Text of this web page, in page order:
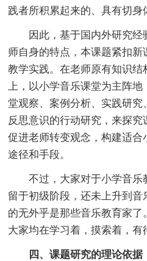
践者所积累起来的、具有切身
因此，基于国内外研究
师自身的特点，本课题紧扣
教学实践。在老师原有知识
上，以小学音乐课堂为主阵
堂观察、案例分析、实践研
反思意识的行动研究，来探
促进老师转变观念，构建适
途径和手段。
不过，大家对于小学音
留于初级阶段，还未上升到
的无外乎是那些音乐教育家
大家均在学习着，摸索着，有
四、课题研究的理论依据